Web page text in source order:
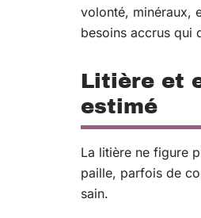
volonté, minéraux,
besoins accrus qui
Litière et
estimé
La litière ne figure
paille, parfois de
sain.